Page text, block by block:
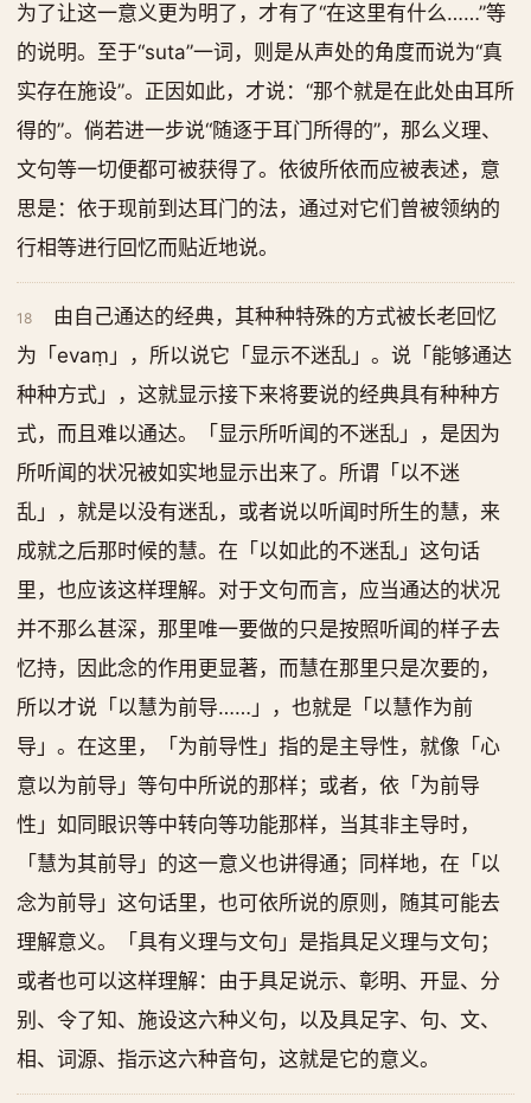
为了让这一意义更为明了，才有了“在这里有什么……”等
的说明。至于“suta”一词，则是从声处的角度而说为“真
实存在施设”。正因如此，才说：“那个就是在此处由耳所
得的”。倘若进一步说“随逐于耳门所得的”，那么义理、
文句等一切便都可被获得了。依彼所依而应被表述，意
思是：依于现前到达耳门的法，通过对它们曾被领纳的
行相等进行回忆而贴近地说。
18
由自己通达的经典，其种种特殊的方式被长老回忆
为「evaṃ」，所以说它「显示不迷乱」。说「能够通达
种种方式」，这就显示接下来将要说的经典具有种种方
式，而且难以通达。「显示所听闻的不迷乱」，是因为
所听闻的状况被如实地显示出来了。所谓「以不迷
乱」，就是以没有迷乱，或者说以听闻时所生的慧，来
成就之后那时候的慧。在「以如此的不迷乱」这句话
里，也应该这样理解。对于文句而言，应当通达的状况
并不那么甚深，那里唯一要做的只是按照听闻的样子去
忆持，因此念的作用更显著，而慧在那里只是次要的，
所以才说「以慧为前导……」，也就是「以慧作为前
导」。在这里，「为前导性」指的是主导性，就像「心
意以为前导」等句中所说的那样；或者，依「为前导
性」如同眼识等中转向等功能那样，当其非主导时，
「慧为其前导」的这一意义也讲得通；同样地，在「以
念为前导」这句话里，也可依所说的原则，随其可能去
理解意义。「具有义理与文句」是指具足义理与文句；
或者也可以这样理解：由于具足说示、彰明、开显、分
别、令了知、施设这六种义句，以及具足字、句、文、
相、词源、指示这六种音句，这就是它的意义。